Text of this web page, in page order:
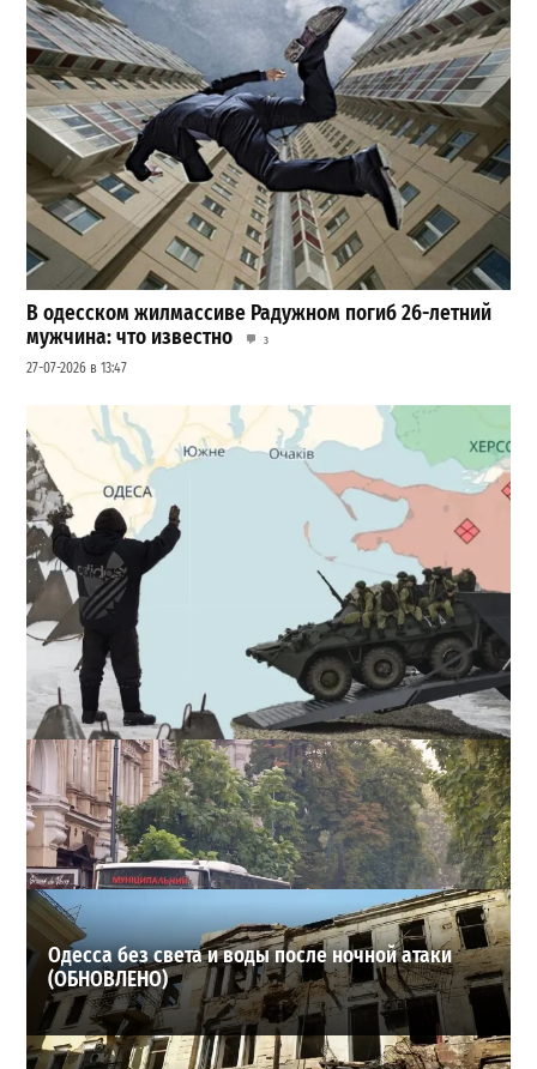
В одесском жилмассиве Радужном погиб 26-летний
мужчина: что известно
3
27-07-2026 в 13:47
Полковник ВСУ рассказал, выдержит ли Одесса
новое наступление
2
27-07-2026 в 11:19
ВИБОР РЕДАКЦИИ
Одесса без света и воды после ночной атаки
(ОБНОВЛЕНО)